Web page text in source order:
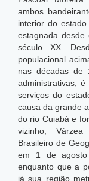
ambos
interior do
estagnada
século XX.
populacional
nas décadas de
administrativas,
serviços do
causa da grande
do rio Cuiabá e
vizinho,
Brasileiro de
em 1 de
enquanto que a
já sua região